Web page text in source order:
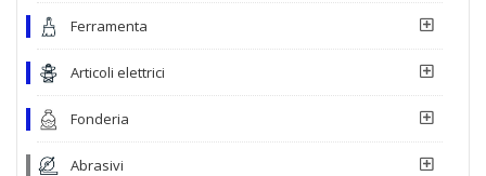
Ferramenta
Articoli elettrici
Fonderia
Abrasivi